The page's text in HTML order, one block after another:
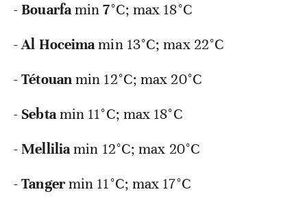
-Bouarfamin7°C; max 18°C
-Al Hoceimamin 13°C; max 22°C
-Tétouanmin 12°C; max 20°C
- Sebtamin 11°C; max 18°C
-Melliliamin 12°C; max 20°C
-Tangermin 11°C; max 17°C